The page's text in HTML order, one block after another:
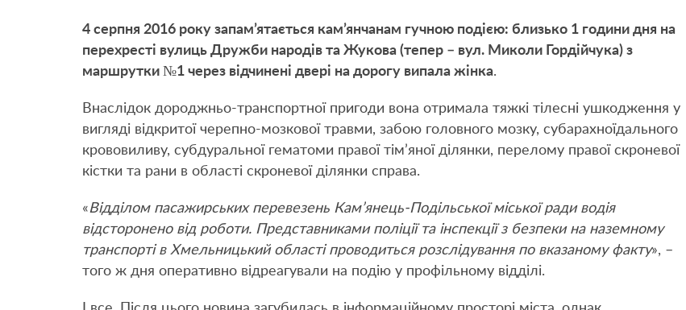
4 серпня 2016 року запам’ятається кам’янчанам гучною подією: близько 1 години дня на
перехресті вулиць Дружби народів та Жукова (тепер – вул. Миколи Гордійчука) з
маршрутки №1 через відчинені двері на дорогу випала жінка.
Внаслідок дороджньо-транспортної пригоди вона отримала тяжкі тілесні ушкодження у
вигляді відкритої черепно-мозкової травми, забою головного мозку, субарахноїдального
крововиливу, субдуральної гематоми правої тім’яної ділянки, перелому правої скроневої
кістки та рани в області скроневої ділянки справа.
«Відділом пасажирських перевезень Кам’янець-Подільської міської ради водія
відсторонено від роботи. Представниками поліції та інспекції з безпеки на наземному
транспорті в Хмельницький області проводиться розслідування по вказаному факту», –
того ж дня оперативно відреагували на подію у профільному відділі.